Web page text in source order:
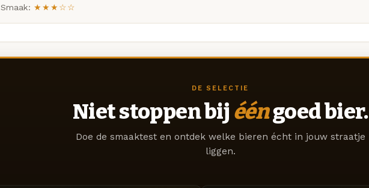
Smaak: ★★★☆☆
DE SELECTIE
Niet stoppen bij ééngoed bier.
Doe de smaaktest en ontdek welke bieren écht in jouw straatje
liggen.